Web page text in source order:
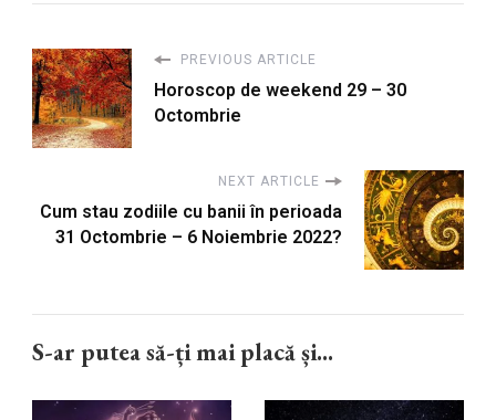
PREVIOUS ARTICLE
Horoscop de weekend 29 – 30
Octombrie
NEXT ARTICLE
Cum stau zodiile cu banii în perioada
31 Octombrie – 6 Noiembrie 2022?
S-ar putea să-ți mai placă și...